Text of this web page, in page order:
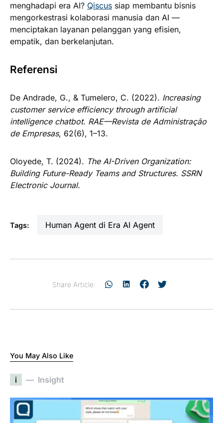
menghadapi era AI? Qiscus siap membantu bisnis
mengorkestrasi kolaborasi manusia dan AI —
menciptakan layanan pelanggan yang efisien,
empatik, dan berkelanjutan.
Referensi
De Andrade, G., & Tumelero, C. (2022). Increasing
customer service efficiency through artificial
intelligence chatbot. RAE—Revista de Administração
de Empresas, 62(6), 1–13.
Oloyede, T. (2024). The AI-Driven Organization:
Building Future-Ready Teams and Structures. SSRN
Electronic Journal.
Tags: Human Agent di Era AI Agent
Share Article:
You May Also Like
i Insight